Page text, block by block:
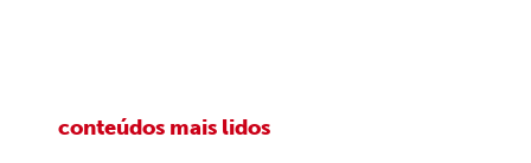
conteúdos mais lidos